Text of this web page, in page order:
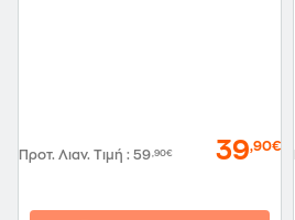
Προτ. Λιαν. Τιμή : 59,90€ 39,90€